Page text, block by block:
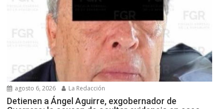
agosto 6, 2026 La Redacción
Detienen a Ángel Aguirre, exgobernador de